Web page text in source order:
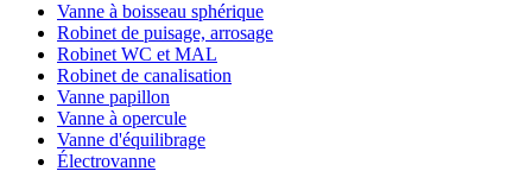
Vanne à boisseau sphérique
Robinet de puisage, arrosage
Robinet WC et MAL
Robinet de canalisation
Vanne papillon
Vanne à opercule
Vanne d'équilibrage
Électrovanne